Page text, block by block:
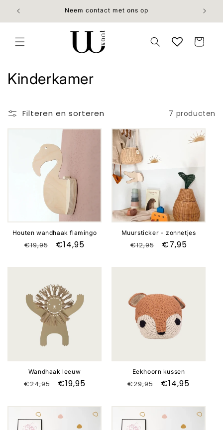
naar de
content
Neem contact met ons op
Winkelwagen
C
l
e
Kinderkamer
Filteren en sorteren 7 producten
Aanbieding
Houten wandhaak flamingo
Normale
€19,95 Aanbiedingsprijs
€14,95
Aanbieding
Muursticker - zonnetjes
Normale
€12,95 €7,95
Wandhaak leeuw
Normale
€24,95 Aanbiedingsprijs
€19,95
Eekhoorn kussen
Normale
€29,95 €14,95
Aanbieding Aanbieding